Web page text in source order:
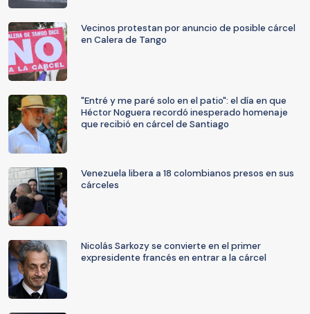
Vecinos protestan por anuncio de posible cárcel
en Calera de Tango
"Entré y me paré solo en el patio": el día en que
Héctor Noguera recordó inesperado homenaje
que recibió en cárcel de Santiago
Venezuela libera a 18 colombianos presos en sus
cárceles
Nicolás Sarkozy se convierte en el primer
expresidente francés en entrar a la cárcel